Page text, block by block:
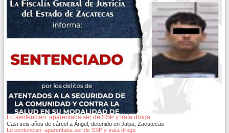
Lo sentencian: aparentaba ser de SSP y traía droga
Casi seis años de cárcel a Ángel, detenido en Jalpa, Zacatecas
Lo sentencian: aparentaba ser de SSP y traía droga